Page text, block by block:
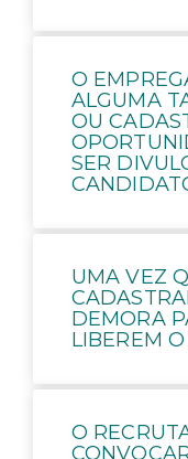
O
ALGUMA
OU
SER
UMA VEZ
DEMORA
LIBEREM
O